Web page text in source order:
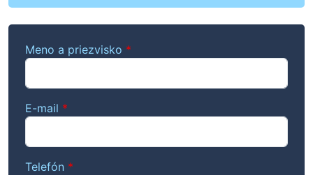
Meno a priezvisko *
E-mail *
Telefón *